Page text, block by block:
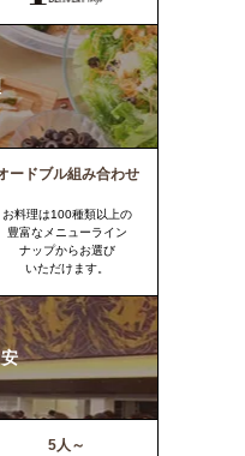
ードブル組み合わせ
お料理は100種類以上の
豊富なメニューライン
ナップからお選び
いただけます。
5人～